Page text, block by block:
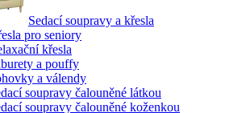
Sedací soupravy a křesla
pro seniory
křesla
a pouffy
a válendy
soupravy čalouněné látkou
soupravy čalouněné koženkou